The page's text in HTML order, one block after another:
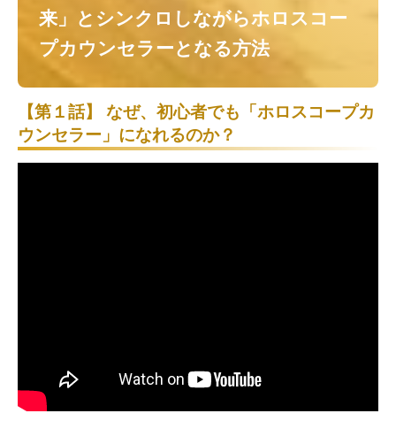
来」とシンクロしながらホロスコー
プカウンセラーとなる方法
【第１話】 なぜ、初心者でも「ホロスコープカ
ウンセラー」になれるのか？